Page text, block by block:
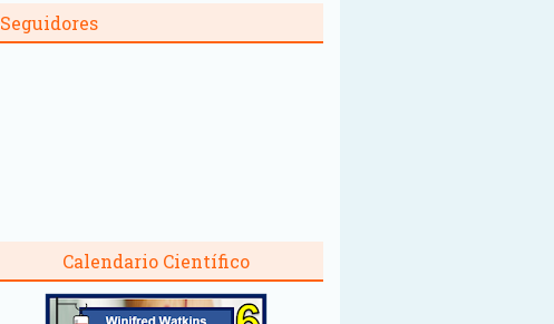
Seguidores
Calendario Científico